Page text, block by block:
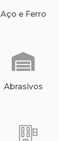
Aço e Ferro
Abrasivos